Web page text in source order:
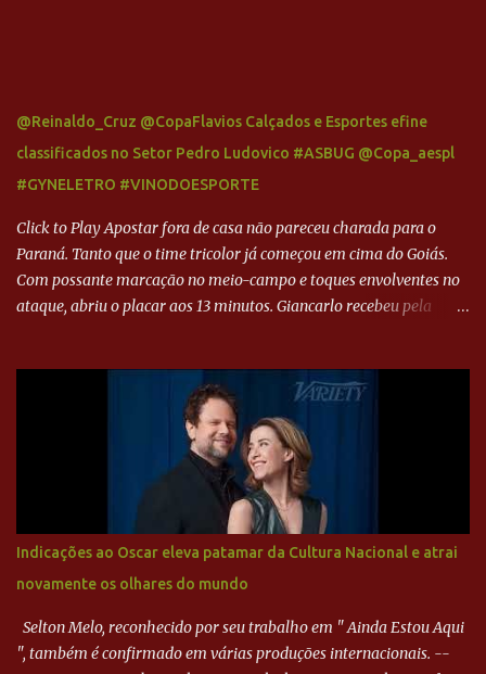
@Reinaldo_Cruz @CopaFlavios Calçados e Esportes efine
classificados no Setor Pedro Ludovico #ASBUG @Copa_aespl
#GYNELETRO #VINODOESPORTE
Click to Play Apostar fora de casa não pareceu charada para o
Paraná. Tanto que o time tricolor já começou em cima do Goiás.
Com possante marcação no meio-campo e toques envolventes no
ataque, abriu o placar aos 13 minutos. Giancarlo recebeu pela
Paraná ampliou a vantagem aos 21 minutos. Éverton Garroni
desviou cruzamento de cabeça e, mesmo de costas, incidiu o canto
direito de Harlei. O goleiro esmeraldino se esticou e até tocou na
bola, mas não o suficiente para desviar sua trajetória. O ataque do
Goiás era nulo, tanto que o Paraná seguiu em cima. Aos 32
minutos, Jefferson cabeceou e Harlei fez grande defesa. Seis
minutos depois, Wellington encheu o pé e quase surpreendeu o
goleiro rival, que novamente defendeu. No fim, Jefferson teve
outra boa chance, mas parou no goleiro. Gol para matar espera...
Indicações ao Oscar eleva patamar da Cultura Nacional e atrai
novamente os olhares do mundo
Selton Melo, reconhecido por seu trabalho em " Ainda Estou Aqui
", também é confirmado em várias produções internacionais. --